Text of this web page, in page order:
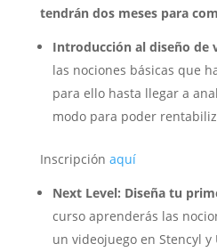
tendrán dos meses para
Introducción al diseño de
las nociones básicas que
para ello hasta llegar a
modo para poder
Inscripción aquí
Next Level: Diseña tu
curso aprenderás las
un videojuego en Stencyl y